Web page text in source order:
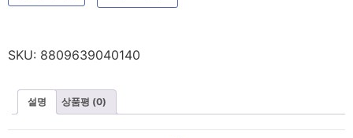
SKU: 8809639040140
설명 상품평 (0)